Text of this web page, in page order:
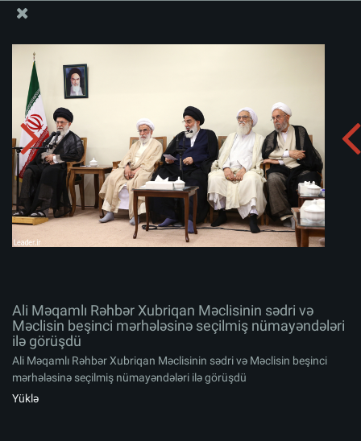
Ali Məqamlı Rəhbər Xubriqan Məclisinin sədri və
Məclisin beşinci mərhələsinə seçilmiş nümayəndələri ilə
görüşdü
Albomu yüklə:
Ali Məqamlı Rəhbər Xubriqan Məclisinin sədri və
Məclisin beşinci mərhələsinə seçilmiş nümayəndələri
ilə görüşdü
Ali Məqamlı Rəhbər Xubriqan Məclisinin sədri və Məclisin beşinci
mərhələsinə seçilmiş nümayəndələri ilə görüşdü
Yüklə